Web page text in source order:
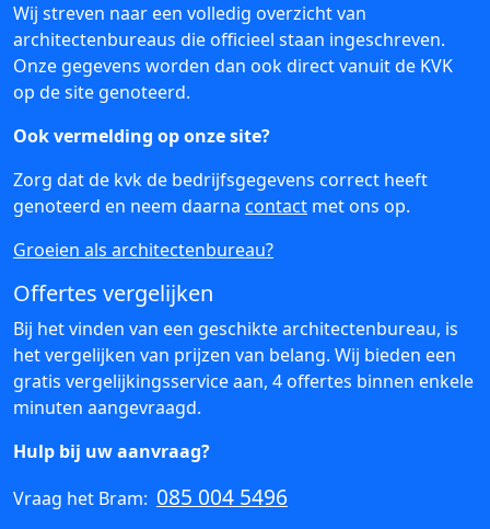
Wij streven naar een volledig overzicht van
architectenbureaus die officieel staan ingeschreven.
Onze gegevens worden dan ook direct vanuit de KVK
op de site genoteerd.
Ook vermelding op onze site?
Zorg dat de kvk de bedrijfsgegevens correct heeft
genoteerd en neem daarna contact met ons op.
Groeien als architectenbureau?
Offertes vergelijken
Bij het vinden van een geschikte architectenbureau, is
het vergelijken van prijzen van belang. Wij bieden een
gratis vergelijkingsservice aan, 4 offertes binnen enkele
minuten aangevraagd.
Hulp bij uw aanvraag?
Vraag het Bram: 085 004 5496